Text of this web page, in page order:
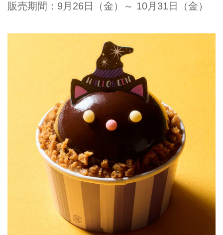
販売期間：9月26日（金）～ 10月31日（金）